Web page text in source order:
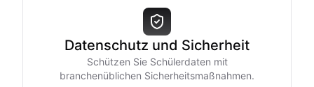
Datenschutz und Sicherheit
Schützen Sie Schülerdaten mit
branchenüblichen Sicherheitsmaßnahmen.